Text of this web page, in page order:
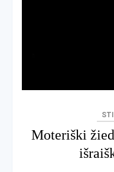
Moteriški